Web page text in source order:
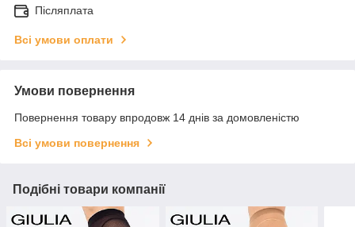
Післяплата
Всі умови оплати
Умови повернення
Повернення товару впродовж 14 днів за домовленістю
Всі умови повернення
Подібні товари компанії